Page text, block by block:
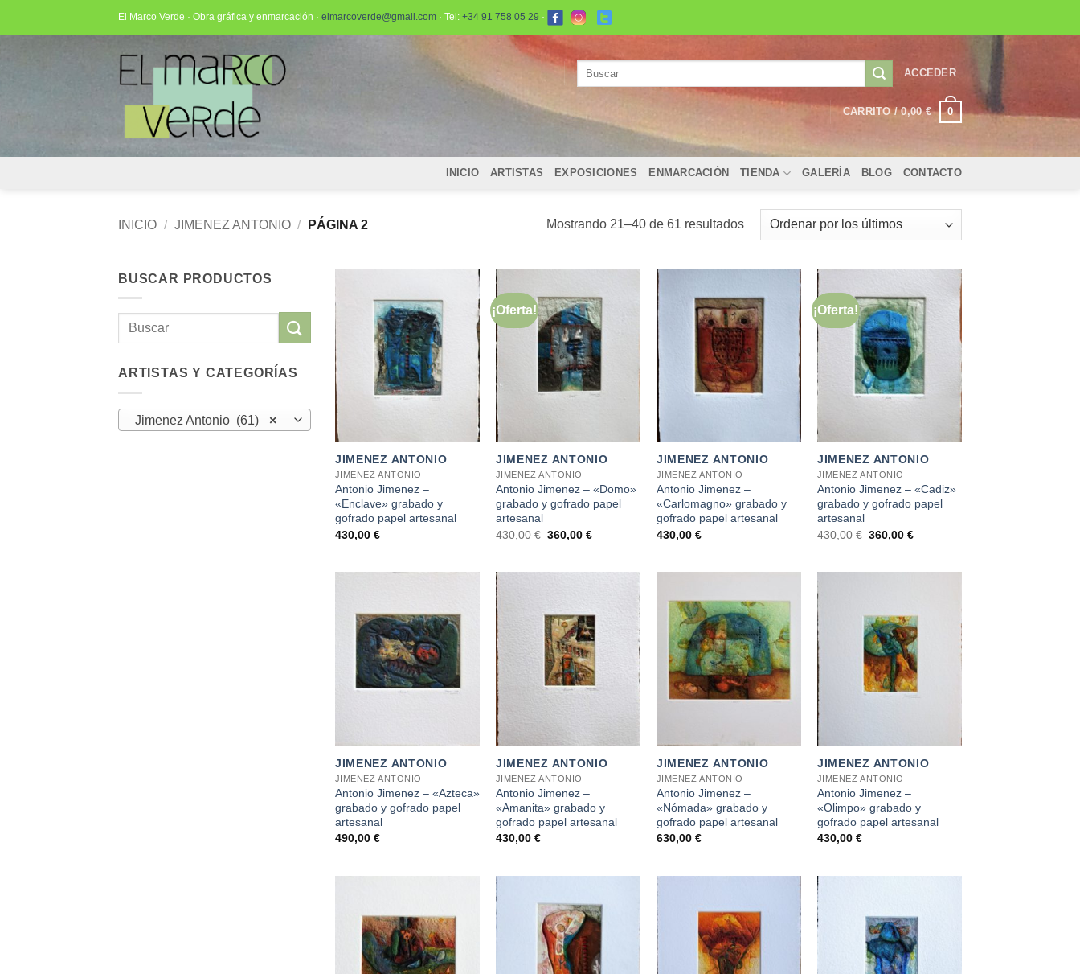
El Marco Verde · Obra gráfica y enmarcación · elmarcoverde@gmail.com · Tel: +34 91 758 05 29 ·
ACCEDER
CARRITO /0,00€ 0
INICIO ARTISTAS EXPOSICIONES ENMARCACIÓN TIENDA GALERÍA BLOG CONTACTO
INICIO / JIMENEZ ANTONIO / PÁGINA 2 Mostrando 21–40 de 61 resultadosOrdenado
por
BUSCAR PRODUCTOS
Buscar
ARTISTAS Y CATEGORÍAS
×
Jimenez Antonio (61)
JIMENEZ ANTONIO
JIMENEZ ANTONIO
Antonio Jimenez –
«Enclave» grabado y
gofrado papel artesanal
430,00 €
¡Oferta!
JIMENEZ ANTONIO
JIMENEZ ANTONIO
Antonio Jimenez – «Domo»
grabado y gofrado papel
artesanal
430,00€ El
precio
360,00€El
360,00 €.
JIMENEZ ANTONIO
JIMENEZ ANTONIO
Antonio Jimenez –
«Carlomagno» grabado y
gofrado papel artesanal
430,00 €
¡Oferta!
JIMENEZ ANTONIO
JIMENEZ ANTONIO
Antonio Jimenez – «Cadiz»
grabado y gofrado papel
artesanal
430,00€ El
precio
360,00€El
JIMENEZ ANTONIO
JIMENEZ ANTONIO
Antonio Jimenez – «Azteca»
grabado y gofrado papel
artesanal
490,00 €
JIMENEZ ANTONIO
JIMENEZ ANTONIO
Antonio Jimenez –
«Amanita» grabado y
gofrado papel artesanal
430,00 €
JIMENEZ ANTONIO
JIMENEZ ANTONIO
Antonio Jimenez –
«Nómada» grabado y
gofrado papel artesanal
630,00 €
JIMENEZ ANTONIO
JIMENEZ ANTONIO
Antonio Jimenez –
«Olimpo» grabado y
gofrado papel artesanal
430,00 €